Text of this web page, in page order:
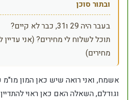
ובתור סוכן
בעבר היה 29 ו31, כבר לא קיים?
תוכל לשלוח לי מחירים? (אני
מחירים)
אשמח, ואני רואה שיש כאן המון
וגודלם, השאלה האם כאן ראוי